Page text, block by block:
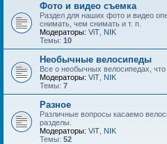
Фото и видео съемка
Раздел для наших фото и видео
снимать, чем снимать и т. п.
Модераторы: ViT NIK
Темы: 10
Необычные велосипеды
Все о необычных велосипедах, что
Модераторы: ViT NIK
Темы: 7
Разное
Различные вопросы касаемо
разделы.
Модераторы: ViT NIK
Темы: 52